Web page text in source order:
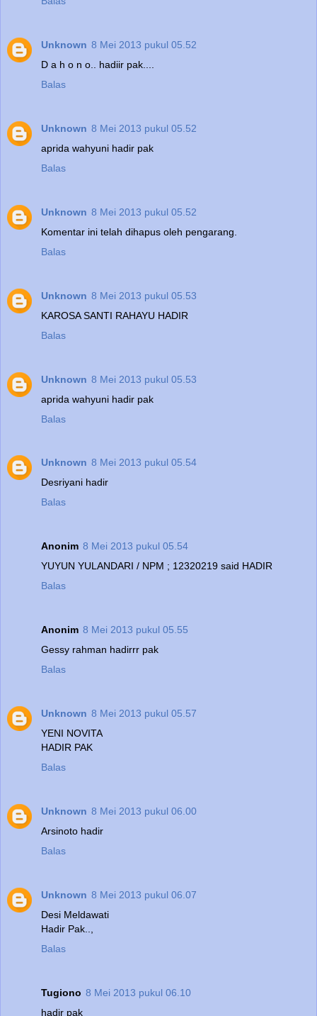
Unknown 8 Mei 2013 pukul 05.52
D a h o n o.. hadiir pak....
Balas
Unknown 8 Mei 2013 pukul 05.52
aprida wahyuni hadir pak
Balas
Unknown 8 Mei 2013 pukul 05.52
Komentar ini telah dihapus oleh pengarang.
Balas
Unknown 8 Mei 2013 pukul 05.53
KAROSA SANTI RAHAYU HADIR
Balas
Unknown 8 Mei 2013 pukul 05.53
aprida wahyuni hadir pak
Balas
Unknown 8 Mei 2013 pukul 05.54
Desriyani hadir
Balas
Anonim 8 Mei 2013 pukul 05.54
YUYUN YULANDARI / NPM ; 12320219 said HADIR
Balas
Anonim 8 Mei 2013 pukul 05.55
Gessy rahman hadirrr pak
Balas
Unknown 8 Mei 2013 pukul 05.57
YENI NOVITA
HADIR PAK
Balas
Unknown 8 Mei 2013 pukul 06.00
Arsinoto hadir
Balas
Unknown 8 Mei 2013 pukul 06.07
Desi Meldawati
Hadir Pak..,
Balas
Tugiono 8 Mei 2013 pukul 06.10
hadir pak